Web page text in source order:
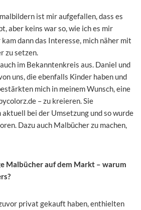
ist mir aufgefallen, dass es
aber keins war so, wie ich es mir
dann das Interesse, mich näher mit
zu setzen.
im Bekanntenkreis aus. Daniel und
uns, die ebenfalls Kinder haben und
mich in meinem Wunsch, eine
– zu kreieren. Sie
bei der Umsetzung und so wurde
Dazu auch Malbücher zu machen,
Malbücher auf dem Markt – warum
privat gekauft haben, enthielten